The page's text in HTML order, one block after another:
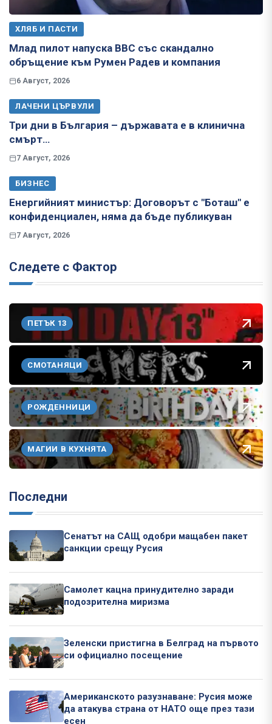
ХЛЯБ И ПАСТИ
Млад пилот напуска ВВС със скандално
обръщение към Румен Радев и компания
6 Август, 2026
ЛАЧЕНИ ЦЪРВУЛИ
Три дни в България – държавата е в клинична
смърт…
7 Август, 2026
БИЗНЕС
Енергийният министър: Договорът с "Боташ" е
конфиденциален, няма да бъде публикуван
7 Август, 2026
Следете с Фактор
ПЕТЪК 13
СМОТАНЯЦИ
РОЖДЕННИЦИ
МАГИИ В КУХНЯТА
Последни
Сенатът на САЩ одобри мащабен пакет
санкции срещу Русия
Самолет кацна принудително заради
подозрителна миризма
Зеленски пристигна в Белград на първото
си официално посещение
Американското разузнаване: Русия може
да атакува страна от НАТО още през тази
есен